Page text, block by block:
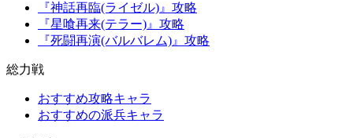
『神話再臨(ライゼル)』攻略
『星喰再来(テラー)』攻略
『死闘再演(バルバレム)』攻略
総力戦
おすすめ攻略キャラ
おすすめの派兵キャラ